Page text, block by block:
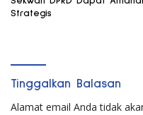
Strategis
Tinggalkan Balasan
Alamat email Anda tidak